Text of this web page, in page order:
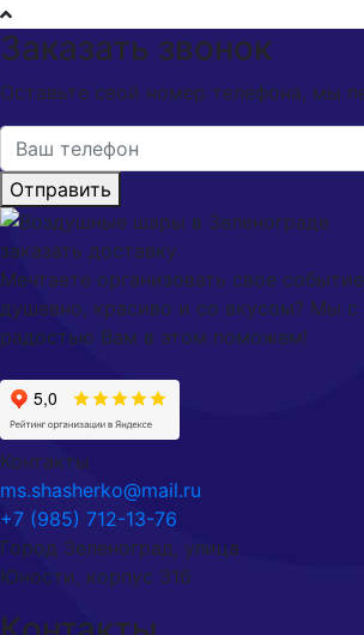
Заказать звонок
Оставьте свой номер телефона, мы
Отправить
Мечтаете организовать свое событие
душевно, красиво и со вкусом? Мы с
радостью Вам в этом поможем!
Контакты
ms.shasherko@mail.ru
+7 (985) 712-13-76
Город Зеленоград, улица
Юности, корпус 316